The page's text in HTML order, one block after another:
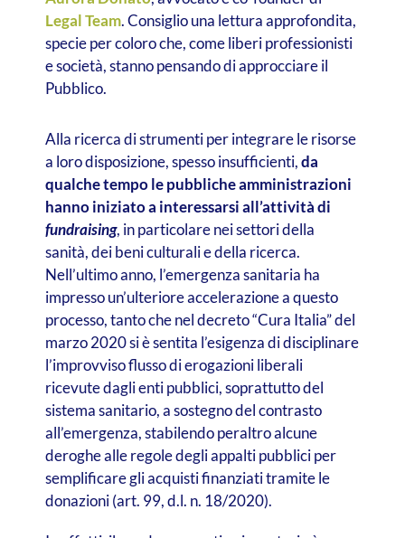
Legal Team. Consiglio una lettura approfondita,
specie per coloro che, come liberi professionisti
e società, stanno pensando di approcciare il
Pubblico.
Alla ricerca di strumenti per integrare le risorse
a loro disposizione, spesso insufficienti,da
qualche tempo le pubbliche amministrazioni
hanno iniziato a interessarsi all’attività di
fundraising, in particolare nei settori della
sanità, dei beni culturali e della ricerca.
Nell’ultimo anno, l’emergenza sanitaria ha
impresso un’ulteriore accelerazione a questo
processo, tanto che nel decreto “Cura Italia” del
marzo 2020 si è sentita l’esigenza di disciplinare
l’improvviso flusso di erogazioni liberali
ricevute dagli enti pubblici, soprattutto del
sistema sanitario, a sostegno del contrasto
all’emergenza, stabilendo peraltro alcune
deroghe alle regole degli appalti pubblici per
semplificare gli acquisti finanziati tramite le
donazioni (art. 99, d.l. n. 18/2020).